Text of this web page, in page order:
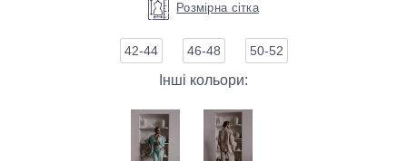
Розмірна сітка
42-44 46-48 50-52
Інші кольори: